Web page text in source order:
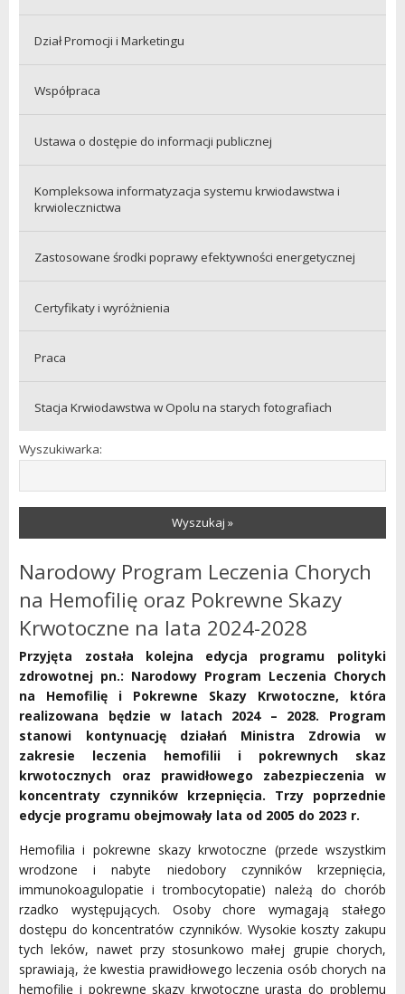
Dział Promocji i Marketingu
Współpraca
Ustawa o dostępie do informacji publicznej
Kompleksowa informatyzacja systemu krwiodawstwa i
krwiolecznictwa
Zastosowane środki poprawy efektywności energetycznej
Certyfikaty i wyróżnienia
Praca
Stacja Krwiodawstwa w Opolu na starych fotografiach
Wyszukiwarka:
Wyszukaj »
Narodowy Program Leczenia Chorych
na Hemofilię oraz Pokrewne Skazy
Krwotoczne na lata 2024-2028
Przyjęta została kolejna edycja programu polityki
zdrowotnej pn.: Narodowy Program Leczenia Chorych
na Hemofilię i Pokrewne Skazy Krwotoczne, która
realizowana będzie w latach 2024 – 2028. Program
stanowi kontynuację działań Ministra Zdrowia w
zakresie leczenia hemofilii i pokrewnych skaz
krwotocznych oraz prawidłowego zabezpieczenia w
koncentraty czynników krzepnięcia. Trzy poprzednie
edycje programu obejmowały lata od 2005 do 2023 r.
Hemofilia i pokrewne skazy krwotoczne (przede wszystkim
wrodzone i nabyte niedobory czynników krzepnięcia,
immunokoagulopatie i trombocytopatie) należą do chorób
rzadko występujących. Osoby chore wymagają stałego
dostępu do koncentratów czynników. Wysokie koszty zakupu
tych leków, nawet przy stosunkowo małej grupie chorych,
sprawiają, że kwestia prawidłowego leczenia osób chorych na
hemofilię i pokrewne skazy krwotoczne urasta do problemu